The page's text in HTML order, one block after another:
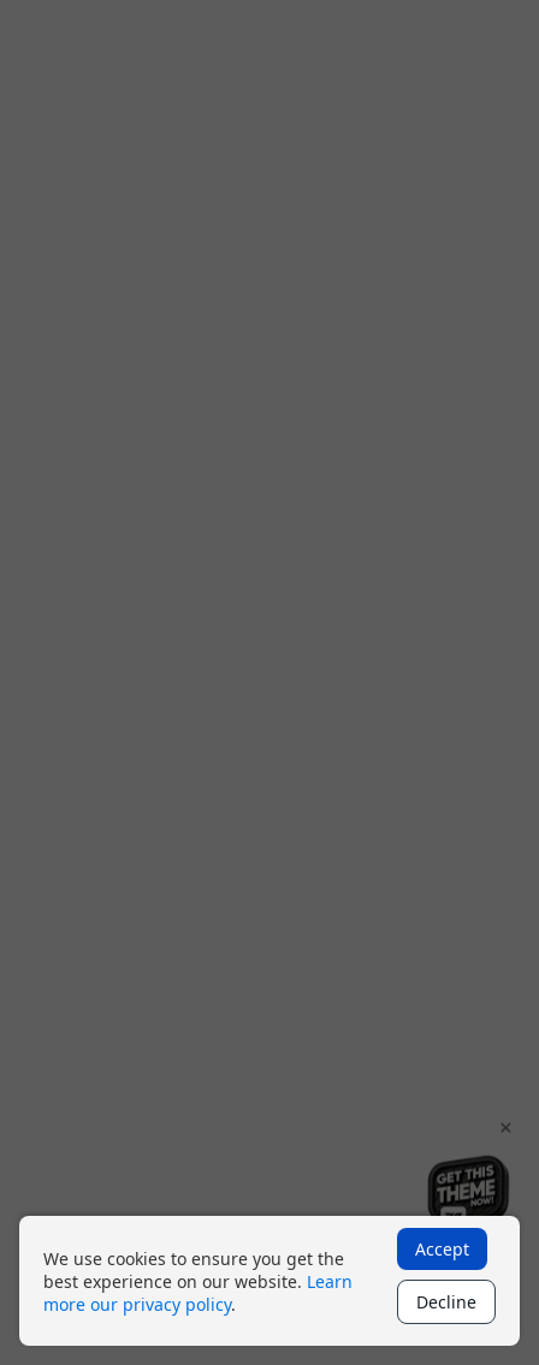
×
We use cookies to ensure you get the
best experience on our website. Learn
more our privacy policy.
Accept
Decline